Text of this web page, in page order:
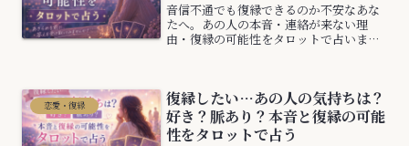
音信不通でも復縁できるのか不安なあな
たへ。あの人の本音・連絡が来ない理
由・復縁の可能性をタロットで占いま
恋愛・復縁
復縁したい…あの人の気持ちは？
好き？脈あり？本音と復縁の可能
性をタロットで占う